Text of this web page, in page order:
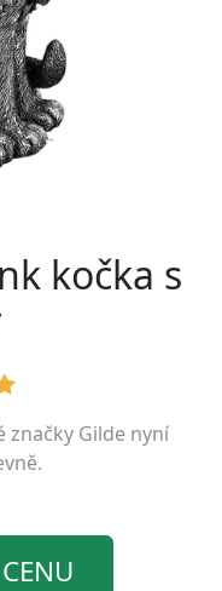
kočka s
značky Gilde nyní